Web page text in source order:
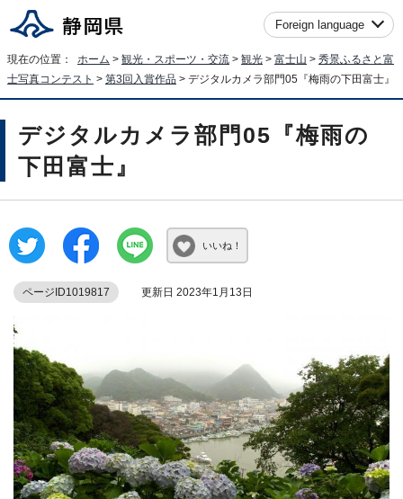
Foreign language
現在の位置： ホーム > 観光・スポーツ・交流 > 観光 > 富士山 > 秀景ふるさと富
士写真コンテスト > 第3回入賞作品 > デジタルカメラ部門05『梅雨の下田富士』
デジタルカメラ部門05『梅雨の
下田富士』
いいね！
ページID1019817 更新日 2023年1月13日